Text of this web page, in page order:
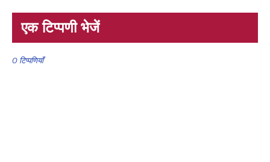
एक टिप्पणी भेजें
0 टिप्पणियाँ